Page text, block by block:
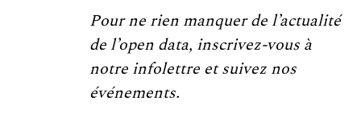
Pour ne rien manquer de l’actualité
de l’open data, inscrivez-vous à
notre infolettre et suivez nos
événements.